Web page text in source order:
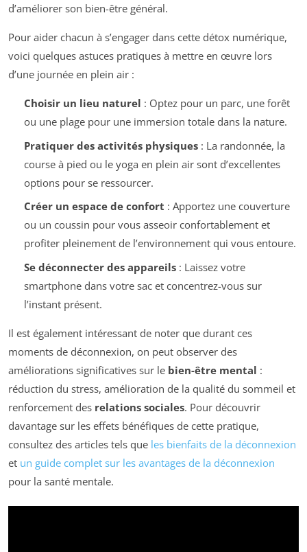
d’améliorer son bien-être général.
Pour aider chacun à s’engager dans cette détox numérique,
voici quelques astuces pratiques à mettre en œuvre lors
d’une journée en plein air :
Choisir un lieu naturel : Optez pour un parc, une forêt
ou une plage pour une immersion totale dans la nature.
Pratiquer des activités physiques: La randonnée, la
course à pied ou le yoga en plein air sont d’excellentes
options pour se ressourcer.
Créer un espace de confort : Apportez une couverture
ou un coussin pour vous asseoir confortablement et
profiter pleinement de l’environnement qui vous entoure.
Se déconnecter des appareils: Laissez votre
smartphone dans votre sac et concentrez-vous sur
l’instant présent.
Il est également intéressant de noter que durant ces
moments de déconnexion, on peut observer des
améliorations significatives sur le bien-être mental :
réduction du stress, amélioration de la qualité du sommeil et
renforcement des relations sociales. Pour découvrir
davantage sur les effets bénéfiques de cette pratique,
consultez des articles tels que les bienfaits de la déconnexion
et un guide complet sur les avantages de la déconnexion
pour la santé mentale.